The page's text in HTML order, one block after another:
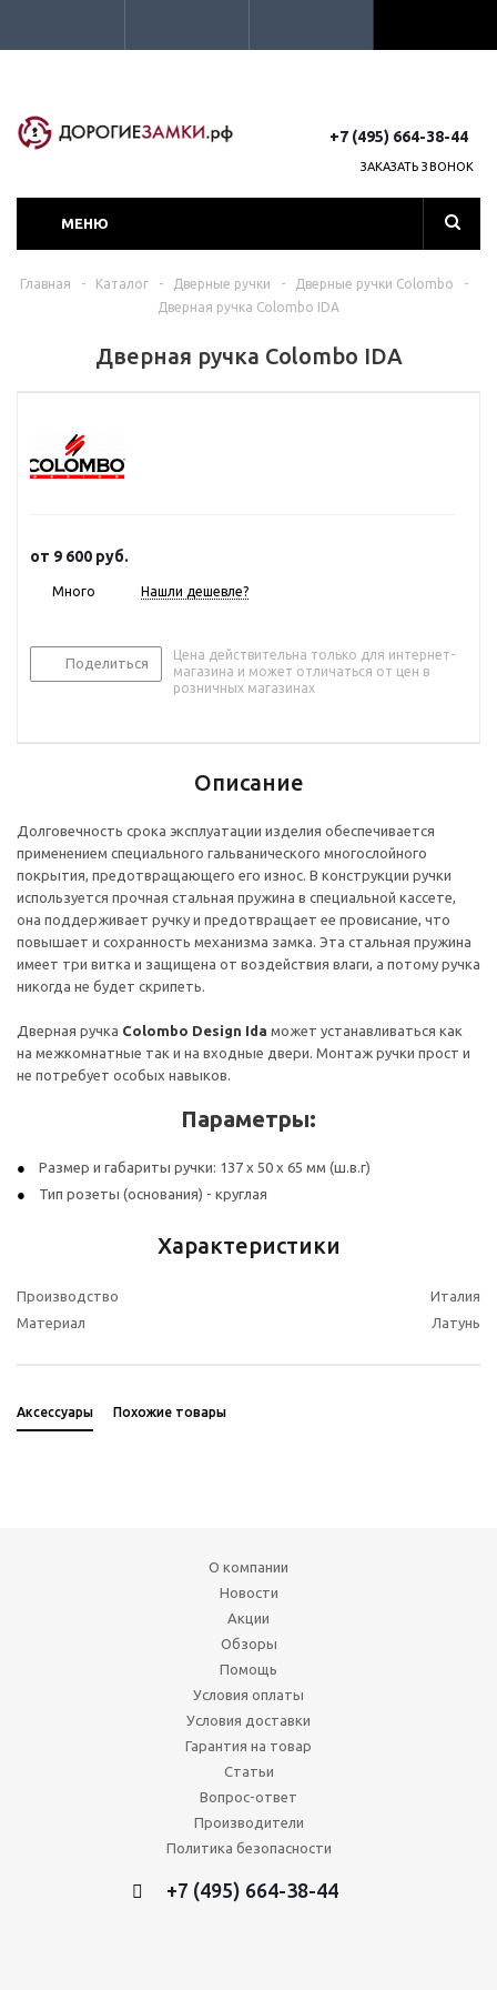
+7 (495) 664-38-44
ЗАКАЗАТЬ ЗВОНОК
МЕНЮ
Главная - Каталог - Дверные ручки - Дверные ручки Colombo
-
Дверная ручка Colombo IDA
Дверная ручка Colombo IDA
от 9 600 руб.
Много Нашли дешевле?
Поделиться
Цена действительна только для интернет-
магазина и может отличаться от цен в
розничных магазинах
Описание
Долговечность срока эксплуатации изделия обеспечивается
применением специального гальванического многослойного
покрытия, предотвращающего его износ. В конструкции ручки
используется прочная стальная пружина в специальной кассете,
она поддерживает ручку и предотвращает ее провисание, что
повышает и сохранность механизма замка. Эта стальная пружина
имеет три витка и защищена от воздействия влаги, а потому ручка
никогда не будет скрипеть.
Дверная ручка Colombo Design Ida может устанавливаться как
на межкомнатные так и на входные двери. Монтаж ручки прост и
не потребует особых навыков.
Параметры:
Размер и габариты ручки: 137 х 50 х 65 мм (ш.в.г)
Тип розеты (основания) - круглая
Характеристики
Производство
Италия
Материал
Латунь
Аксессуары Похожие товары
О компании
Новости
Акции
Обзоры
Помощь
Условия оплаты
Условия доставки
Гарантия на товар
Статьи
Вопрос-ответ
Производители
Политика безопасности
+7 (495) 664-38-44